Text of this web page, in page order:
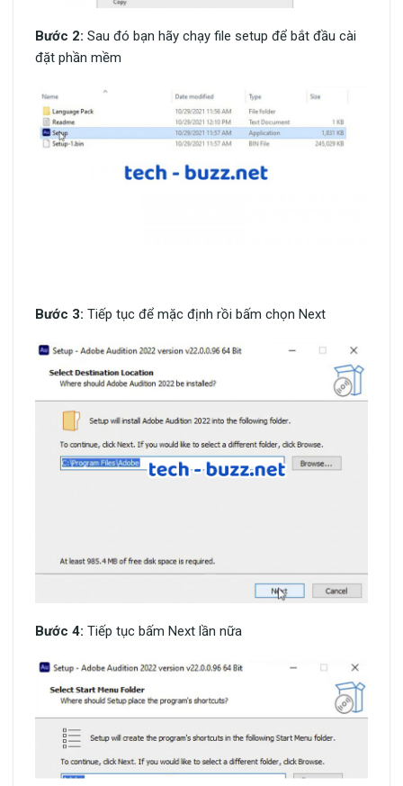
Bước 2: Sau đó bạn hãy chạy file setup để bắt đầu cài
đặt phần mềm
Bước 3: Tiếp tục để mặc định rồi bấm chọn Next
Bước 4: Tiếp tục bấm Next lần nữa